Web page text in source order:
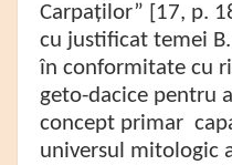
Carpaților” [17, p.
cu justificat temei B.
în conformitate cu
geto-dacice pentru
concept primar
universul mitologic